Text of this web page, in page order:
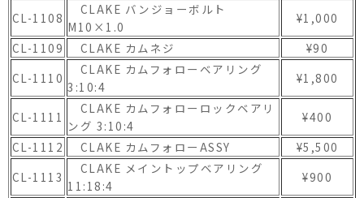
CL-1108
CLAKE バンジョーボルト
M10×1.0
¥1,000
CL-1109
CLAKE カムネジ
¥90
CL-1110
CLAKE カムフォローベアリング
3:10:4
¥1,800
CL-1111
CLAKE カムフォローロックベアリ
ング 3:10:4
¥400
CL-1112
CLAKE カムフォローASSY
¥5,500
CL-1113
CLAKE メイントップベアリング
11:18:4
¥900